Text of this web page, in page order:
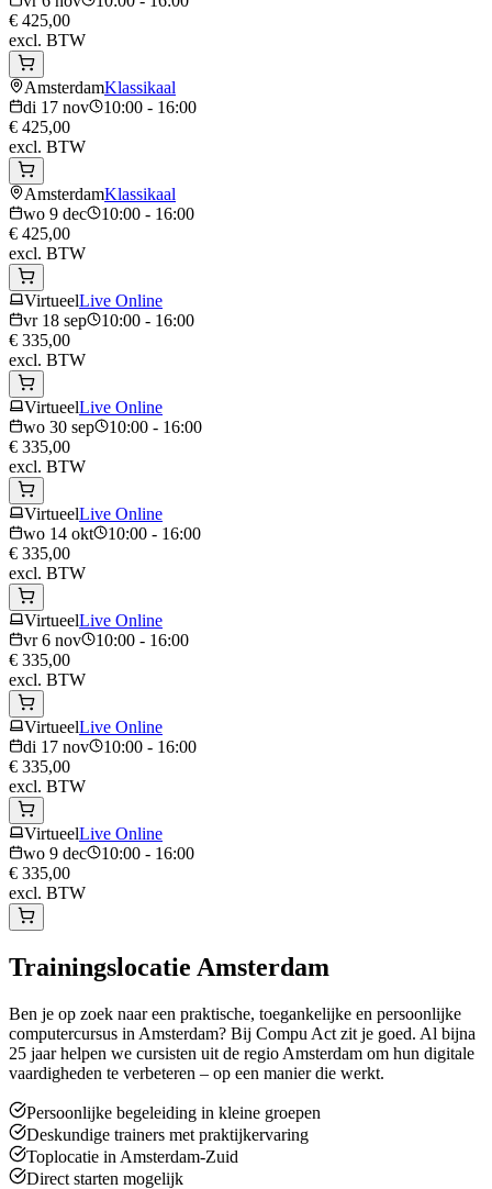
€ 425,00
excl. BTW
AmsterdamKlassikaal
di 17 nov
10:00 - 16:00
€ 425,00
excl. BTW
AmsterdamKlassikaal
wo 9 dec
10:00 - 16:00
€ 425,00
excl. BTW
VirtueelLive Online
vr 18 sep
10:00 - 16:00
€ 335,00
excl. BTW
VirtueelLive Online
wo 30 sep
10:00 - 16:00
€ 335,00
excl. BTW
VirtueelLive Online
wo 14 okt
10:00 - 16:00
€ 335,00
excl. BTW
VirtueelLive Online
vr 6 nov
10:00 - 16:00
€ 335,00
excl. BTW
VirtueelLive Online
di 17 nov
10:00 - 16:00
€ 335,00
excl. BTW
VirtueelLive Online
wo 9 dec
10:00 - 16:00
€ 335,00
excl. BTW
Trainingslocatie Amsterdam
Ben je op zoek naar een praktische, toegankelijke en persoonlijke
computercursus in Amsterdam? Bij Compu Act zit je goed. Al bijna
25 jaar helpen we cursisten uit de regio Amsterdam om hun digitale
vaardigheden te verbeteren – op een manier die werkt.
Persoonlijke begeleiding in kleine groepen
Deskundige trainers met praktijkervaring
Toplocatie in Amsterdam-Zuid
Direct starten mogelijk